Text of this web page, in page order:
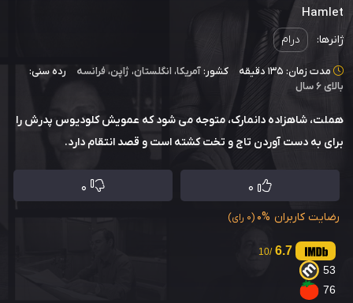
Hamlet
ژانرها: درام
مدت زمان: 135 دقیقه کشور:آمریکا، انگلستان، ژاپن،فرانسه
رده سنی:
بالای ۶ سال
هملت، شاهزاده دانمارک، متوجه می شود که عمویش کلودیوس پدرش را
برای به دست آوردن تاج و تخت کشته است و قصد انتقام دارد.
0
0
رضایت کاربران 0% (0 رای)
6.7
/10
53
76